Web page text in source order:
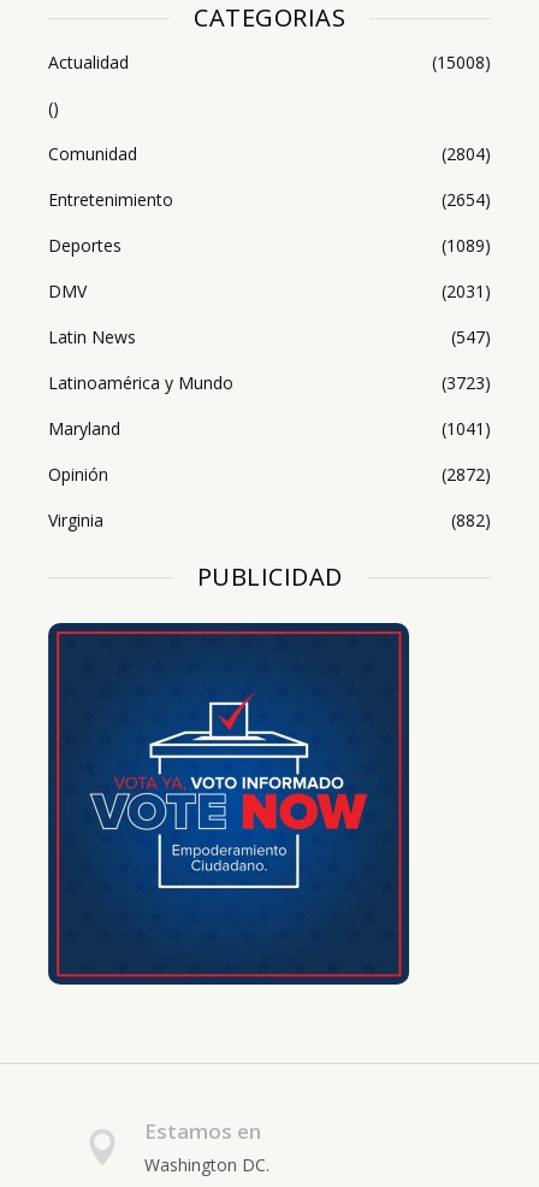
CATEGORIAS
Actualidad
(15008)
()
Comunidad
(2804)
Entretenimiento
(2654)
Deportes
(1089)
DMV
(2031)
Latin News
(547)
Latinoamérica y Mundo
(3723)
Maryland
(1041)
Opinión
(2872)
Virginia
(882)
PUBLICIDAD
Estamos en
Washington DC.